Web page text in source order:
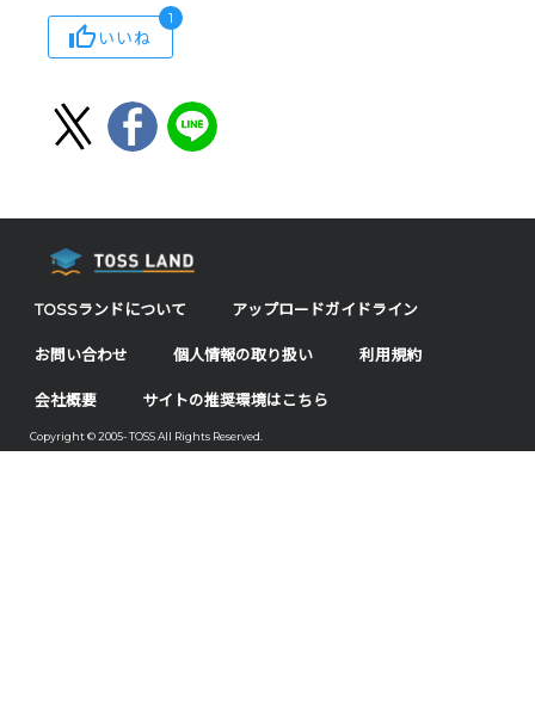
いいね
1
TOSSランドについて アップロードガイドライン
お問い合わせ 個人情報の取り扱い 利用規約
会社概要 サイトの推奨環境はこちら
Copyright © 2005- TOSS All Rights Reserved.